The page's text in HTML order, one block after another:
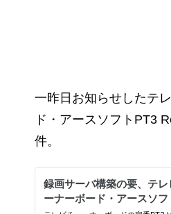
一昨日お知らせしたテ
ド・アースソフトPT3
件。